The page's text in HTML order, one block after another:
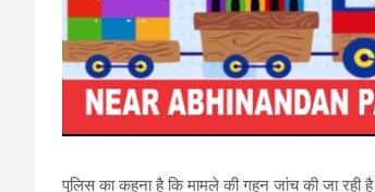
पुलिस का कहना है कि मामले की गहन जांच की जा रही